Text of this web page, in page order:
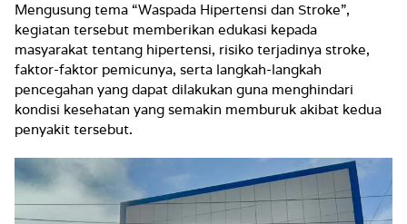
Mengusung tema “Waspada Hipertensi dan Stroke”,
kegiatan tersebut memberikan edukasi kepada
masyarakat tentang hipertensi, risiko terjadinya stroke,
faktor-faktor pemicunya, serta langkah-langkah
pencegahan yang dapat dilakukan guna menghindari
kondisi kesehatan yang semakin memburuk akibat kedua
penyakit tersebut.